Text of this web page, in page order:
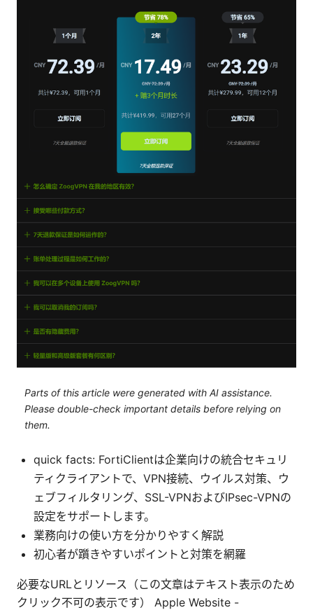
Parts of this article were generated with AI assistance.
Please double-check important details before relying on
them.
quick facts: FortiClientは企業向けの統合セキュリ
ティクライアントで、VPN接続、ウイルス対策、ウ
ェブフィルタリング、SSL-VPNおよびIPsec-VPNの
設定をサポートします。
業務向けの使い方を分かりやすく解説
初心者が躓きやすいポイントと対策を網羅
必要なURLとリソース（この文章はテキスト表示のため
クリック不可の表示です） Apple Website -